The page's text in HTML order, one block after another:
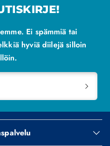
Ei spämmiä tai
hyviä diilejä silloin